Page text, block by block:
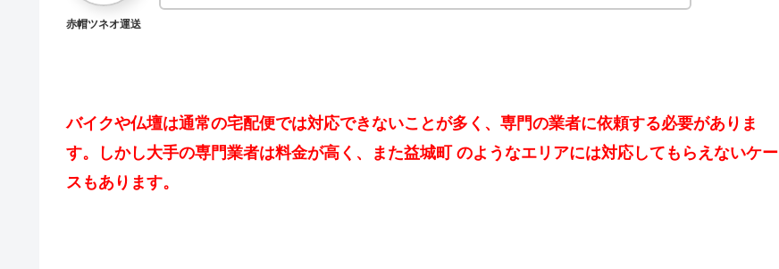
赤帽ツネオ運送
バイクや仏壇は通常の宅配便では対応できないことが多く、専門の業者に依頼する必要がありま
す。しかし大手の専門業者は料金が高く、また益城町 のようなエリアには対応してもらえないケー
スもあります。